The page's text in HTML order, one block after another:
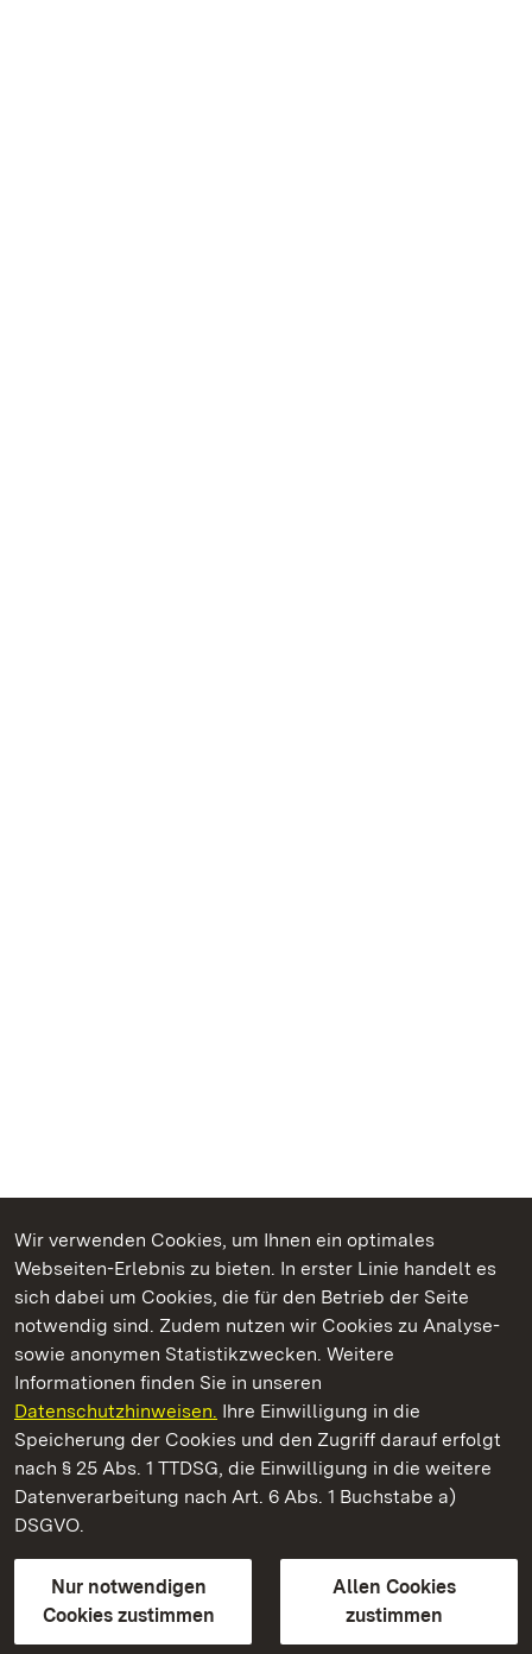
Wir verwenden Cookies, um Ihnen ein optimales
Webseiten-Erlebnis zu bieten. In erster Linie handelt es
sich dabei um Cookies, die für den Betrieb der Seite
notwendig sind. Zudem nutzen wir Cookies zu Analyse-
sowie anonymen Statistikzwecken. Weitere
Informationen finden Sie in unseren
Datenschutzhinweisen. Ihre Einwilligung in die
Speicherung der Cookies und den Zugriff darauf erfolgt
nach § 25 Abs. 1 TTDSG, die Einwilligung in die weitere
Datenverarbeitung nach Art. 6 Abs. 1 Buchstabe a)
DSGVO.
Nur notwendigen
Cookies zustimmen
Allen Cookies
zustimmen
Kommen. Staunen. Genießen.
Staatliche Schlösser und Gärten Baden‑Württemberg
Staatliche Schlösser und Gärten Baden-Württemberg
Kontakt
GebärdenspracheLeichte Sprache
Erklärung zur Barrierefreiheit
BITV-konform (geprüfte Seiten)